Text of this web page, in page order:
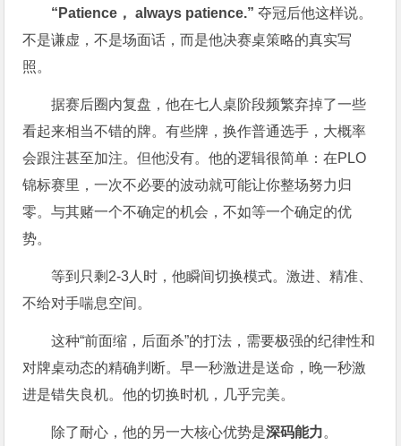
“Patience， always patience.” 夺冠后他这样说。
不是谦虚，不是场面话，而是他决赛桌策略的真实写
照。
据赛后圈内复盘，他在七人桌阶段频繁弃掉了一些
看起来相当不错的牌。有些牌，换作普通选手，大概率
会跟注甚至加注。但他没有。他的逻辑很简单：在PLO
锦标赛里，一次不必要的波动就可能让你整场努力归
零。与其赌一个不确定的机会，不如等一个确定的优
势。
等到只剩2-3人时，他瞬间切换模式。激进、精准、
不给对手喘息空间。
这种“前面缩，后面杀”的打法，需要极强的纪律性和
对牌桌动态的精确判断。早一秒激进是送命，晚一秒激
进是错失良机。他的切换时机，几乎完美。
除了耐心，他的另一大核心优势是深码能力。